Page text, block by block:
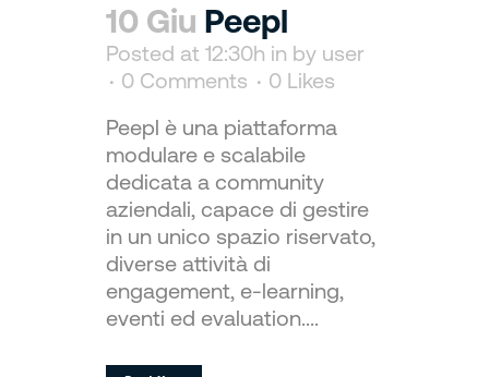
10 Giu Peepl
Posted at 12:30h in by user
0 Comments
0 Likes
Peepl è una piattaforma
modulare e scalabile
dedicata a community
aziendali, capace di gestire
in un unico spazio riservato,
diverse attività di
engagement, e-learning,
eventi ed evaluation....